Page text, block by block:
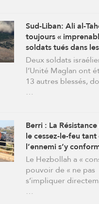
Sud-Liban: Ali al-
toujours «
soldats tués dans
C’est « la mère des
selon un expert
Deux soldats
l’Unité Maglan ont
13 autres blessés,
…
Berri : La
le cessez-le-feu
l’ennemi s’y
totalement| Le
conseille » au
nous ciblez pas
Le Hezbollah a «
pouvoir de « ne pas
s’impliquer
…